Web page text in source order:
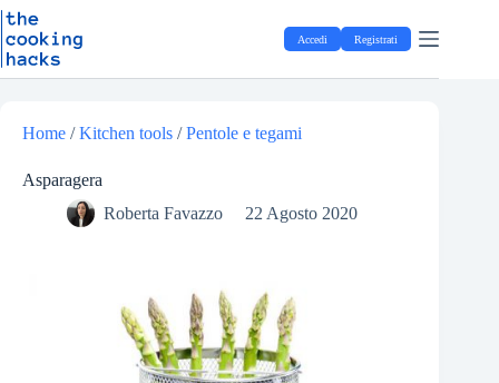
S
t
Salta
al
contenuto
Accedi Registrati
Home /Kitchen tools /Pentole e tegami
Asparagera
Roberta Favazzo
22 Agosto 2020